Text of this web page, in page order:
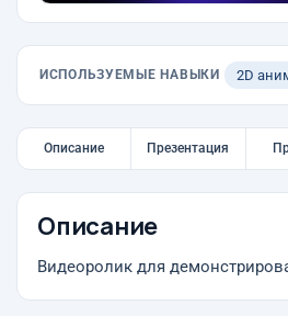
ИСПОЛЬЗУЕМЫЕ НАВЫКИ 2D
Описание Презентация
Описание
Видеоролик для